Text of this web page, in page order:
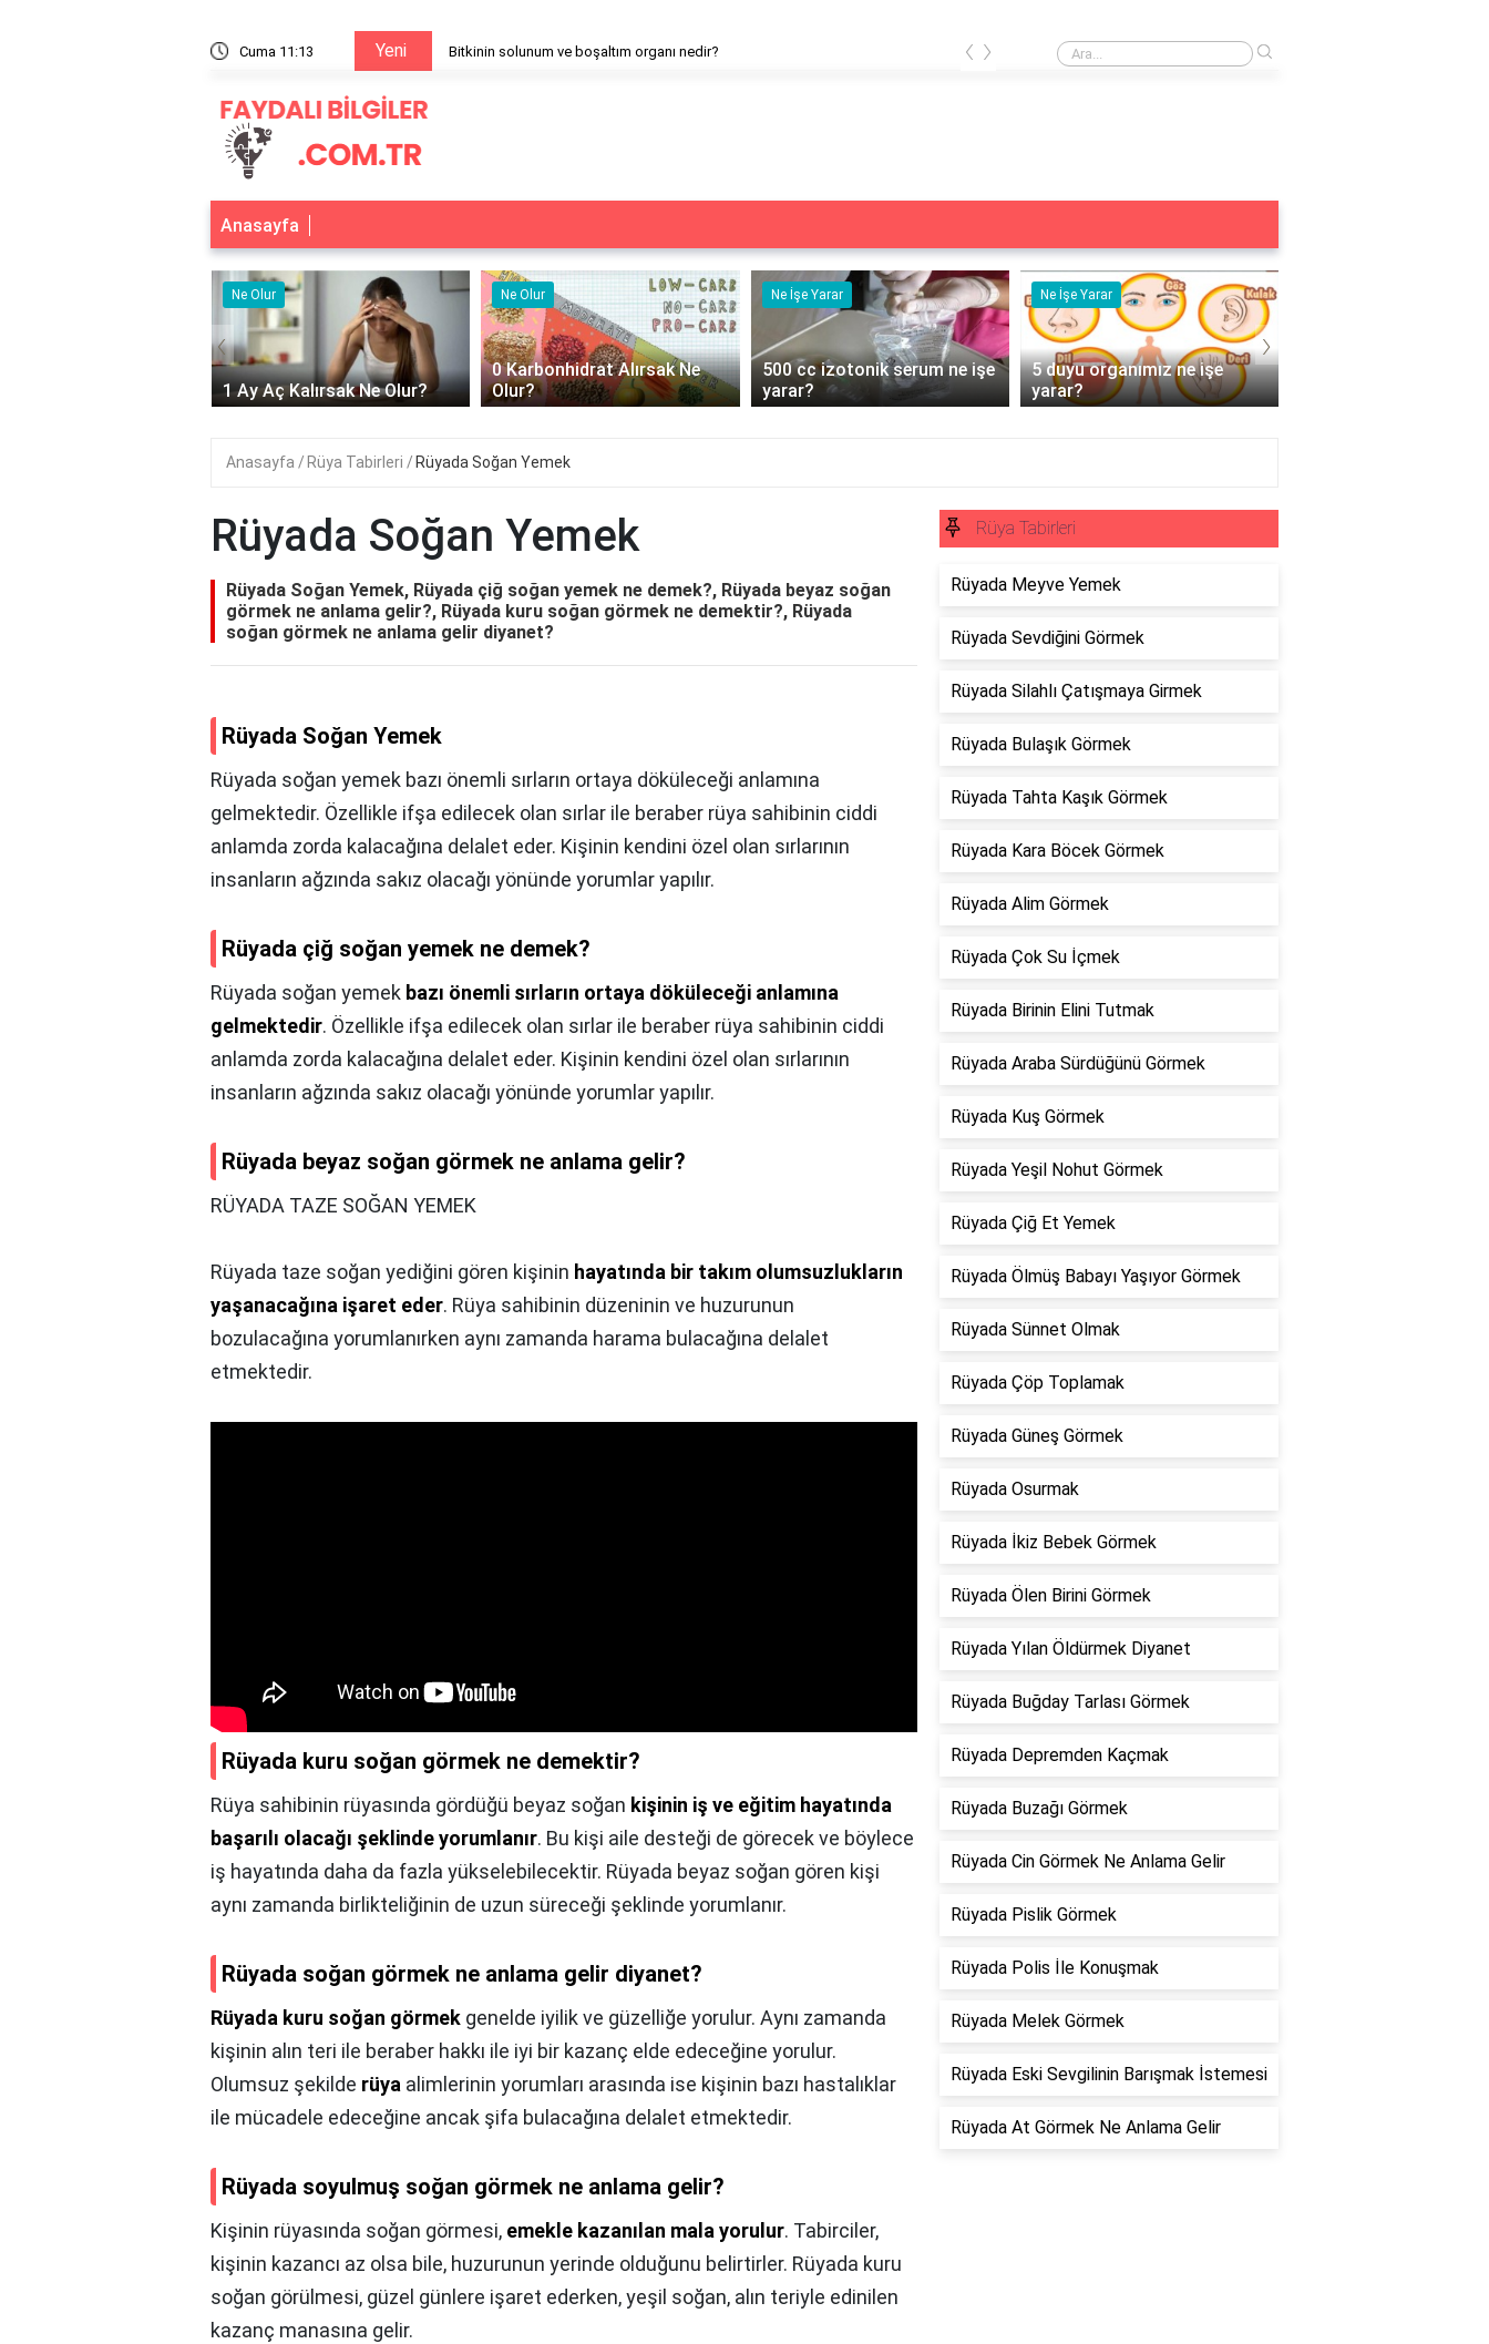
Cuma 11:13 Yeni
ve boşaltım organı nedir? Bitkinin solunum ve boşaltım organı nedir? Altıncı his ne anlama gelir?
‹ ›
Anasayfa
Ne Olur
1 Ay Aç Kalırsak Ne Olur?
Ne Olur
0 Karbonhidrat Alırsak Ne
Olur?
Ne İşe Yarar
500 cc izotonik serum ne işe
yarar?
Ne İşe Yarar
5 duyu organımız ne işe
yarar?
‹ ›
Anasayfa Rüya Tabirleri Rüyada Soğan Yemek
Rüyada Soğan Yemek
Rüyada Soğan Yemek, Rüyada çiğ soğan yemek ne demek?, Rüyada beyaz soğan
görmek ne anlama gelir?, Rüyada kuru soğan görmek ne demektir?, Rüyada
soğan görmek ne anlama gelir diyanet?
Rüyada Soğan Yemek
Rüyada soğan yemek bazı önemli sırların ortaya döküleceği anlamına
gelmektedir. Özellikle ifşa edilecek olan sırlar ile beraber rüya sahibinin ciddi
anlamda zorda kalacağına delalet eder. Kişinin kendini özel olan sırlarının
insanların ağzında sakız olacağı yönünde yorumlar yapılır.
Rüyada çiğ soğan yemek ne demek?
Rüyada soğan yemek bazı önemli sırların ortaya döküleceği anlamına
gelmektedir. Özellikle ifşa edilecek olan sırlar ile beraber rüya sahibinin ciddi
anlamda zorda kalacağına delalet eder. Kişinin kendini özel olan sırlarının
insanların ağzında sakız olacağı yönünde yorumlar yapılır.
Rüyada beyaz soğan görmek ne anlama gelir?
RÜYADA TAZE SOĞAN YEMEK
Rüyada taze soğan yediğini gören kişinin hayatında bir takım olumsuzlukların
yaşanacağına işaret eder. Rüya sahibinin düzeninin ve huzurunun
bozulacağına yorumlanırken aynı zamanda harama bulacağına delalet
etmektedir.
Rüyada kuru soğan görmek ne demektir?
Rüya sahibinin rüyasında gördüğü beyaz soğan kişinin iş ve eğitim hayatında
başarılı olacağı şeklinde yorumlanır. Bu kişi aile desteği de görecek ve böylece
iş hayatında daha da fazla yükselebilecektir. Rüyada beyaz soğan gören kişi
aynı zamanda birlikteliğinin de uzun süreceği şeklinde yorumlanır.
Rüyada soğan görmek ne anlama gelir diyanet?
Rüyada kuru soğan görmek genelde iyilik ve güzelliğe yorulur. Aynı zamanda
kişinin alın teri ile beraber hakkı ile iyi bir kazanç elde edeceğine yorulur.
Olumsuz şekilde rüya alimlerinin yorumları arasında ise kişinin bazı hastalıklar
ile mücadele edeceğine ancak şifa bulacağına delalet etmektedir.
Rüyada soyulmuş soğan görmek ne anlama gelir?
Kişinin rüyasında soğan görmesi, emekle kazanılan mala yorulur. Tabirciler,
kişinin kazancı az olsa bile, huzurunun yerinde olduğunu belirtirler. Rüyada kuru
soğan görülmesi, güzel günlere işaret ederken, yeşil soğan, alın teriyle edinilen
kazanç manasına gelir.
Rüya Tabirleri
Rüyada Meyve Yemek
Rüyada Sevdiğini Görmek
Rüyada Silahlı Çatışmaya Girmek
Rüyada Bulaşık Görmek
Rüyada Tahta Kaşık Görmek
Rüyada Kara Böcek Görmek
Rüyada Alim Görmek
Rüyada Çok Su İçmek
Rüyada Birinin Elini Tutmak
Rüyada Araba Sürdüğünü Görmek
Rüyada Kuş Görmek
Rüyada Yeşil Nohut Görmek
Rüyada Çiğ Et Yemek
Rüyada Ölmüş Babayı Yaşıyor Görmek
Rüyada Sünnet Olmak
Rüyada Çöp Toplamak
Rüyada Güneş Görmek
Rüyada Osurmak
Rüyada İkiz Bebek Görmek
Rüyada Ölen Birini Görmek
Rüyada Yılan Öldürmek Diyanet
Rüyada Buğday Tarlası Görmek
Rüyada Depremden Kaçmak
Rüyada Buzağı Görmek
Rüyada Cin Görmek Ne Anlama Gelir
Rüyada Pislik Görmek
Rüyada Polis İle Konuşmak
Rüyada Melek Görmek
Rüyada Eski Sevgilinin Barışmak İstemesi
Rüyada At Görmek Ne Anlama Gelir